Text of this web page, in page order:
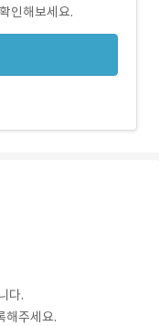
인해보세요.
다.
해주세요.